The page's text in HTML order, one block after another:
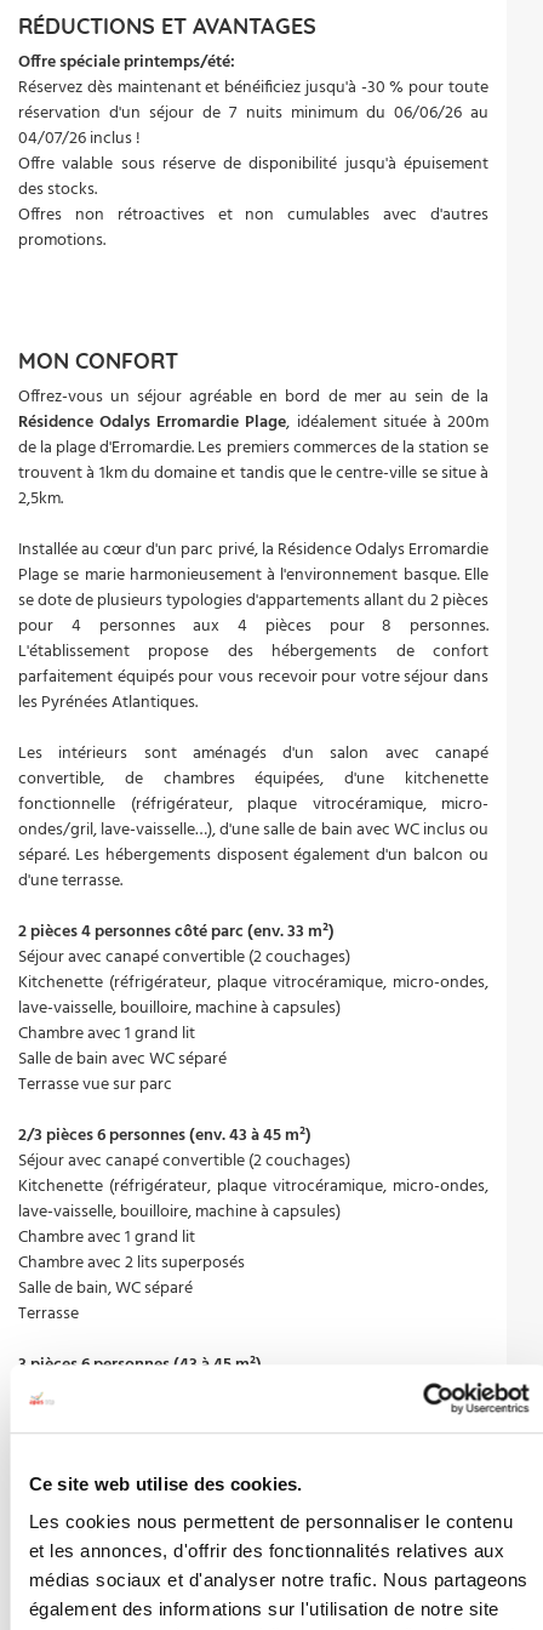
Ce site web utilise des cookies.
Les cookies nous permettent de personnaliser le contenu
et les annonces, d'offrir des fonctionnalités relatives aux
médias sociaux et d'analyser notre trafic. Nous partageons
également des informations sur l'utilisation de notre site
RÉDUCTIONS ET AVANTAGES
Offre spéciale printemps/été:
Réservez dès maintenant et bénéificiez jusqu'à -30 % pour toute
réservation d'un séjour de 7 nuits minimum du 06/06/26 au
04/07/26 inclus !
Offre valable sous réserve de disponibilité jusqu'à épuisement
des stocks.
Offres non rétroactives et non cumulables avec d'autres
promotions.
MON CONFORT
Offrez-vous un séjour agréable en bord de mer au sein de la
Résidence Odalys Erromardie Plage, idéalement située à 200m
de la plage d'Erromardie. Les premiers commerces de la station se
trouvent à 1km du domaine et tandis que le centre-ville se situe à
2,5km.
Installée au cœur d'un parc privé, la Résidence Odalys Erromardie
Plage se marie harmonieusement à l'environnement basque. Elle
se dote de plusieurs typologies d'appartements allant du 2 pièces
pour 4 personnes aux 4 pièces pour 8 personnes.
L'établissement propose des hébergements de confort
parfaitement équipés pour vous recevoir pour votre séjour dans
les Pyrénées Atlantiques.
Les intérieurs sont aménagés d'un salon avec canapé
convertible, de chambres équipées, d'une kitchenette
fonctionnelle (réfrigérateur, plaque vitrocéramique, micro-
ondes/gril, lave-vaisselle…), d'une salle de bain avec WC inclus ou
séparé. Les hébergements disposent également d'un balcon ou
d'une terrasse.
2 pièces 4 personnes côté parc (env. 33 m²)
Séjour avec canapé convertible (2 couchages)
Kitchenette (réfrigérateur, plaque vitrocéramique, micro-ondes,
lave-vaisselle, bouilloire, machine à capsules)
Chambre avec 1 grand lit
Salle de bain avec WC séparé
Terrasse vue sur parc
2/3 pièces 6 personnes (env. 43 à 45 m²)
Séjour avec canapé convertible (2 couchages)
Kitchenette (réfrigérateur, plaque vitrocéramique, micro-ondes,
lave-vaisselle, bouilloire, machine à capsules)
Chambre avec 1 grand lit
Chambre avec 2 lits superposés
Salle de bain, WC séparé
Terrasse
3 pièces 6 personnes (43 à 45 m²)
Séjour avec canapé convertible (2 couchages)
Kitchenette (réfrigérateur, plaque vitrocéramique, micro-ondes,
lave-vaisselle, bouilloire, machine à capsules)
- 1 chambre avec 1 grand lit, et une chambre avec 2 lits jumeaux
- Ou 1 chambre avec 1 grand lit et 1 chambre avec 2 lits
superposés
Salle de bain avec WC séparé
Terrasse